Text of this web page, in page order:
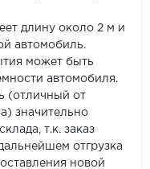
длину около 2 м и
автомобиль.
может быть
автомобиля.
(отличный от
значительно
т.к. заказ
отгрузка
новой